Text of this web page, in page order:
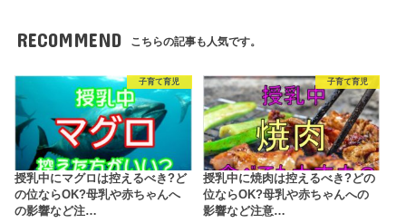
RECOMMEND こちらの記事も人気です。
子育て育児
授乳中にマグロは控えるべき?ど
の位ならOK?母乳や赤ちゃんへ
の影響など注…
子育て育児
授乳中に焼肉は控えるべき?どの
位ならOK?母乳や赤ちゃんへの
影響など注意…